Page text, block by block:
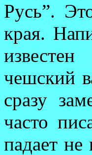
Русь”.
края.
чешский
сразу
часто
падает